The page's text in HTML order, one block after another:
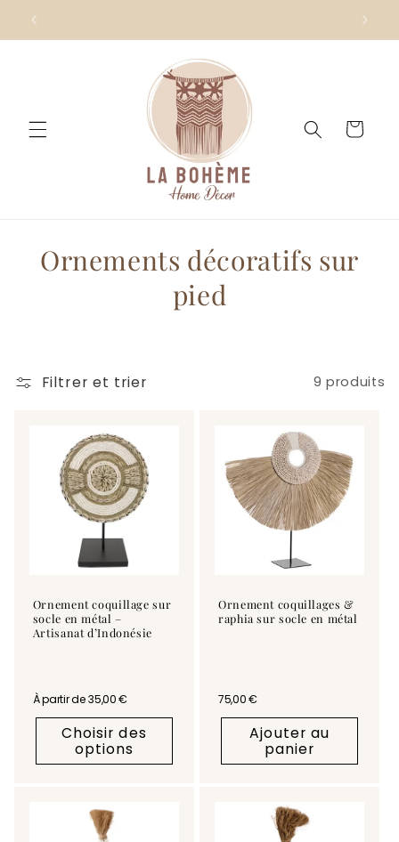
passer
au
Panier
C
e
:
Ornements décoratifs sur
pied
Filtrer et trier 9 produits
Ornement coquillage sur
socle en métal –
Artisanat d’Indonésie
Prix habituel
À partir de 35,00 €
Choisir des
options
Ornement coquillages &
raphia sur socle en métal
Prix habituel
75,00 €
Ajouter au
panier